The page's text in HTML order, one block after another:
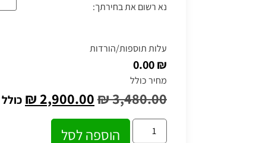
נא רשום את בחירתך:
עלות תוספות/הורדות
₪ 0.00
מחיר כולל
₪3,480.00
₪2,900.00
הוספה לסל